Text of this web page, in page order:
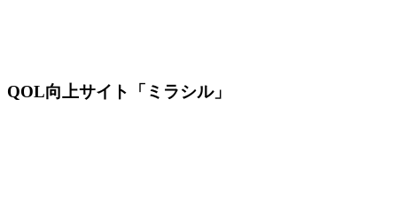
QOL向上サイト「ミラシル」